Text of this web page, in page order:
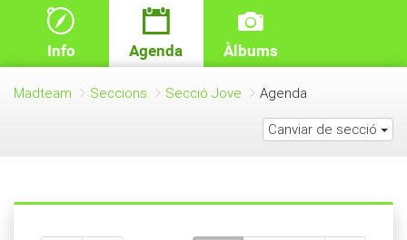
QUI SOM
FES-TE SOCI
Info Agenda Àlbums
Madteam Seccions Secció Jove Agenda
Canviar de secció